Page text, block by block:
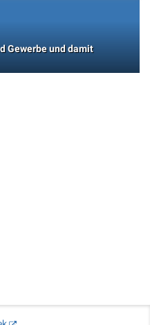
Gewerbe und damit